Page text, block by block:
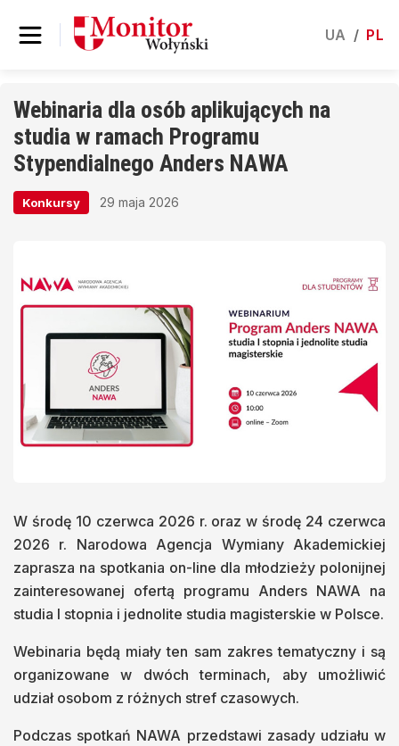
UA / PL
Webinaria dla osób aplikujących na
studia w ramach Programu
Stypendialnego Anders NAWA
Konkursy 29 maja 2026
W środę 10 czerwca 2026 r. oraz w środę 24 czerwca
2026 r. Narodowa Agencja Wymiany Akademickiej
zaprasza na spotkania on-line dla młodzieży polonijnej
zainteresowanej ofertą programu Anders NAWA na
studia I stopnia i jednolite studia magisterskie w Polsce.
Webinaria będą miały ten sam zakres tematyczny i są
organizowane w dwóch terminach, aby umożliwić
udział osobom z różnych stref czasowych.
Podczas spotkań NAWA przedstawi zasady udziału w